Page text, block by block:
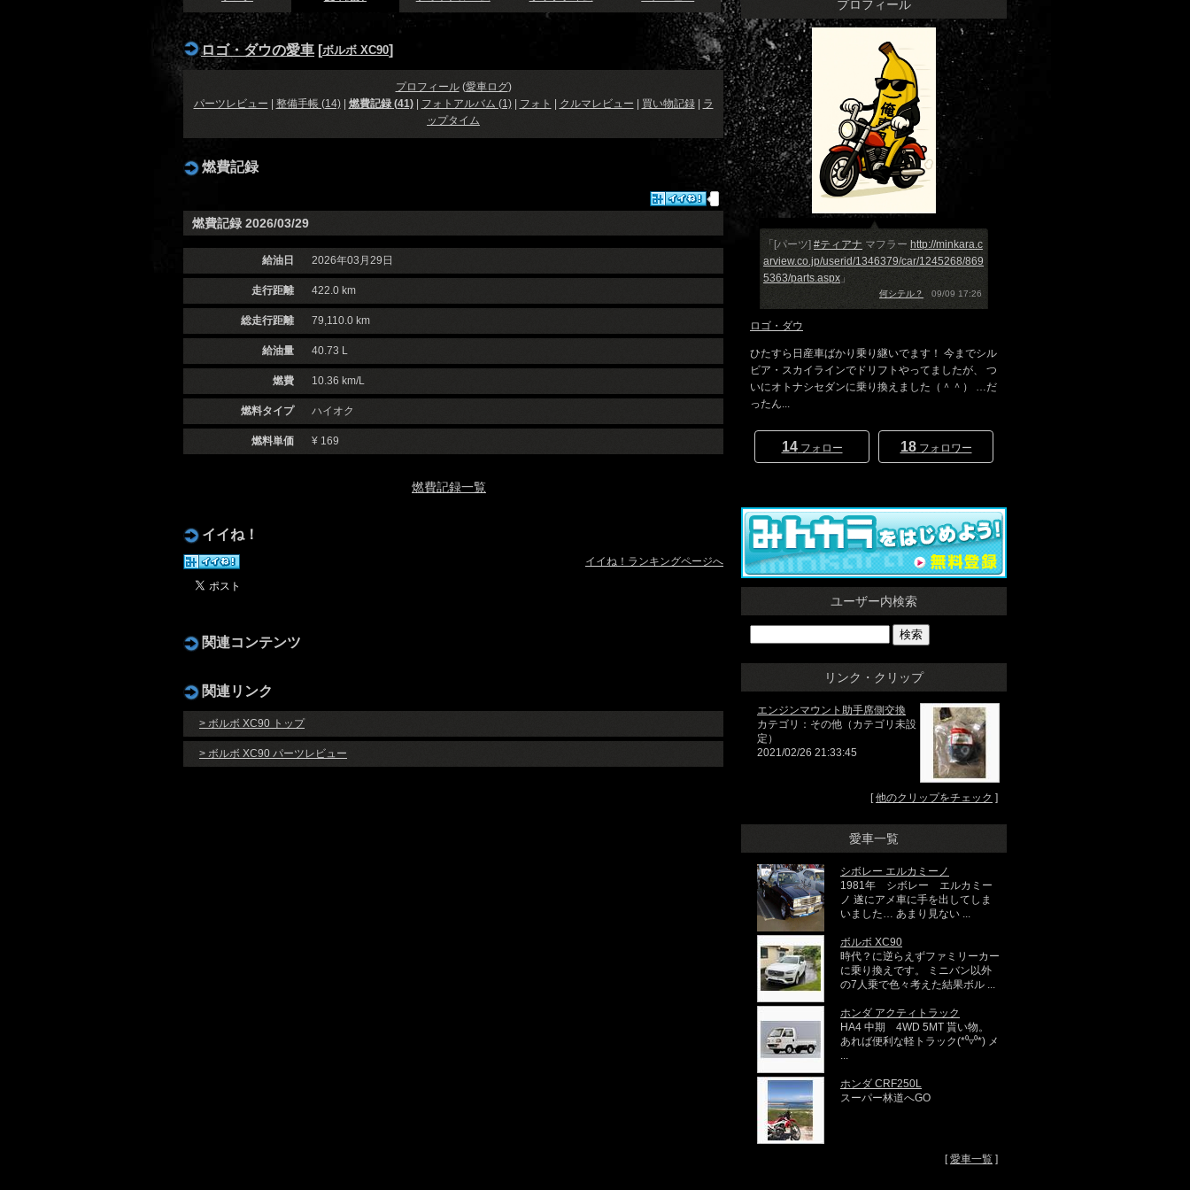
ロゴ・ダウの愛車 [ボルボ XC90]
プロフィール(愛車ログ)
パーツレビュー
整備手帳 (14)| 燃費記録 (41)| フォトアルバム (1)| フォト クルマレビュー 買い物記録|
ラ
ップタイム
燃費記録
燃費記録 2026/03/29
給油日 2026年03月29日
走行距離 422.0 km
総走行距離 79,110.0 km
給油量 40.73 L
燃費 10.36 km/L
燃料タイプ ハイオク
燃料単価 ¥ 169
燃費記録一覧
イイね！
イイね！ランキングページへ
関連コンテンツ
関連リンク
> ボルボ XC90 トップ
> ボルボ XC90 パーツレビュー
プロフィール
「[パーツ] #ティアナ マフラー http://minkara.c
arview.co.jp/userid/1346379/car/1245268/869
5363/parts.aspx 」
何シテル？ 09/09 17:26
ロゴ・ダウ
ひたすら日産車ばかり乗り継いでます！ 今までシル
ビア・スカイラインでドリフトやってましたが、 つ
いにオトナシセダンに乗り換えました（＾＾） …だ
ったん...
14フォロー 18フォロワー
ユーザー内検索
リンク・クリップ
エンジンマウント助手席側交換
カテゴリ：その他（カテゴリ未設
定）
2021/02/26 21:33:45
[他のクリップをチェック ]
愛車一覧
シボレー エルカミーノ
1981年 シボレー エルカミー
ノ 遂にアメ車に手を出してしま
いました… あまり見ない ...
ボルボ XC90
時代？に逆らえずファミリーカー
に乗り換えです。 ミニバン以外
の7人乗で色々考えた結果ボル ...
ホンダ アクティトラック
HA4 中期 4WD 5MT 貰い物。
あれば便利な軽トラック(*⁰▿⁰*) メ
ホンダ CRF250L
スーパー林道へGO
[愛車一覧 ]